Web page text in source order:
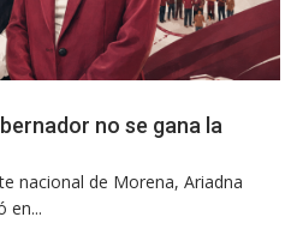
no se gana la
nacional de Morena, Ariadna
en...